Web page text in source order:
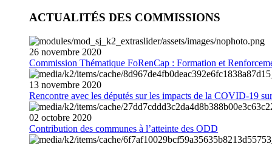
ACTUALITÉS DES COMMISSIONS
26 novembre 2020
Commission Thématique FoRenCap : Formation et
13 novembre 2020
Rencontre avec les députés sur les impacts de la COVID-19
02 octobre 2020
Contribution des communes à l’atteinte des ODD